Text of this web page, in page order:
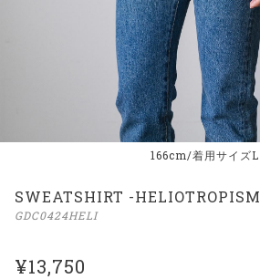
166cm/着用サイズL
SWEATSHIRT -HELIOTROPISM
GDC0424HELI
¥13,750